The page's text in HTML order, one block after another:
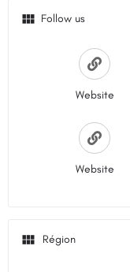
Follow us
Website
Website